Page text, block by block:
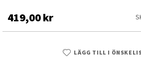
419,00 kr
LÄGG TILL I
bildgalleriet